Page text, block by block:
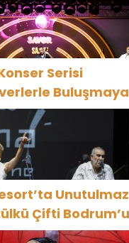
Serisi
Buluşmaya
Unutulmaz